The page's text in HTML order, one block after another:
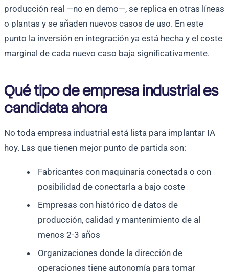
producción real —no en demo—, se replica en otras líneas
o plantas y se añaden nuevos casos de uso. En este
punto la inversión en integración ya está hecha y el coste
marginal de cada nuevo caso baja significativamente.
Qué tipo de empresa industrial es
candidata ahora
No toda empresa industrial está lista para implantar IA
hoy. Las que tienen mejor punto de partida son:
Fabricantes con maquinaria conectada o con
posibilidad de conectarla a bajo coste
Empresas con histórico de datos de
producción, calidad y mantenimiento de al
menos 2-3 años
Organizaciones donde la dirección de
operaciones tiene autonomía para tomar